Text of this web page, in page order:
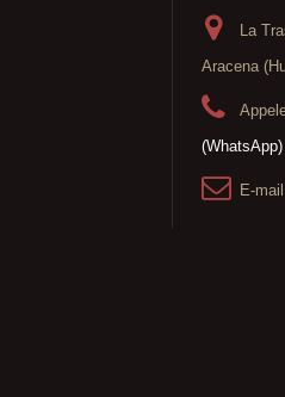
La
Aracena
(WhatsApp)
E-